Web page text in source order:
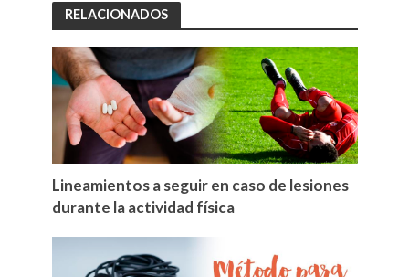
RELACIONADOS
Lineamientos a seguir en caso de lesiones
durante la actividad física